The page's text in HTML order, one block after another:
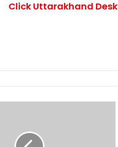
Click Uttarakhand Desk